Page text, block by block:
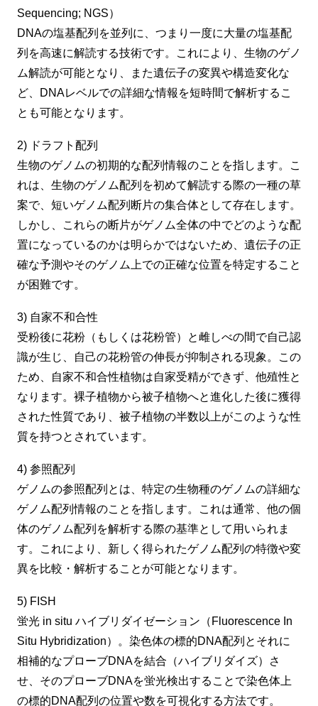
Sequencing; NGS）
DNAの塩基配列を並列に、つまり一度に大量の塩基配
列を高速に解読する技術です。これにより、生物のゲノ
ム解読が可能となり、また遺伝子の変異や構造変化な
ど、DNAレベルでの詳細な情報を短時間で解析するこ
とも可能となります。
2) ドラフト配列
生物のゲノムの初期的な配列情報のことを指します。こ
れは、生物のゲノム配列を初めて解読する際の一種の草
案で、短いゲノム配列断片の集合体として存在します。
しかし、これらの断片がゲノム全体の中でどのような配
置になっているのかは明らかではないため、遺伝子の正
確な予測やそのゲノム上での正確な位置を特定すること
が困難です。
3) 自家不和合性
受粉後に花粉（もしくは花粉管）と雌しべの間で自己認
識が生じ、自己の花粉管の伸長が抑制される現象。この
ため、自家不和合性植物は自家受精ができず、他殖性と
なります。裸子植物から被子植物へと進化した後に獲得
された性質であり、被子植物の半数以上がこのような性
質を持つとされています。
4) 参照配列
ゲノムの参照配列とは、特定の生物種のゲノムの詳細な
ゲノム配列情報のことを指します。これは通常、他の個
体のゲノム配列を解析する際の基準として用いられま
す。これにより、新しく得られたゲノム配列の特徴や変
異を比較・解析することが可能となります。
5) FISH
蛍光 in situ ハイブリダイゼーション（Fluorescence In
Situ Hybridization）。染色体の標的DNA配列とそれに
相補的なプローブDNAを結合（ハイブリダイズ）さ
せ、そのプローブDNAを蛍光検出することで染色体上
の標的DNA配列の位置や数を可視化する方法です。